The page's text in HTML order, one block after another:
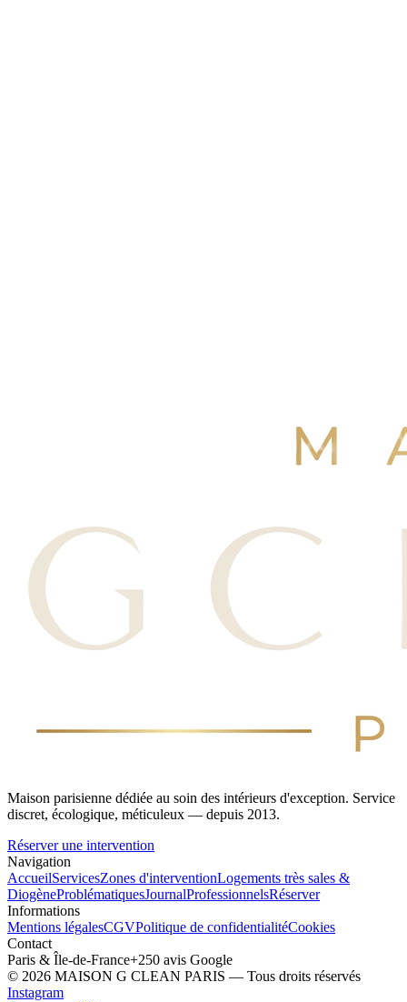
Maison parisienne dédiée au soin des intérieurs d'exception. Service
discret, écologique, méticuleux — depuis 2013.
Réserver une intervention
Navigation
AccueilServicesZones d'interventionLogements très sales &
DiogèneProblématiquesJournalProfessionnelsRéserver
Informations
Mentions légalesCGVPolitique de confidentialitéCookies
Contact
Paris & Île-de-France+250 avis Google
© 2026 MAISON G CLEAN PARIS — Tous droits réservés
Instagram